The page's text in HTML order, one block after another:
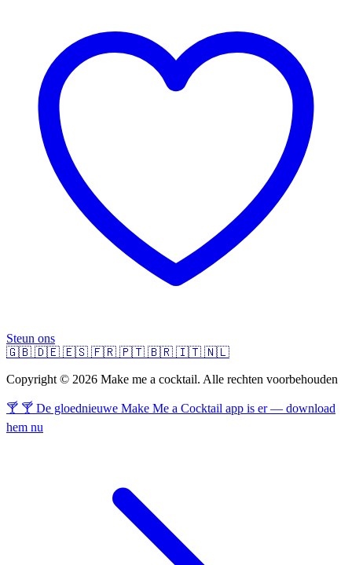
Steun ons
🇬🇧 🇩🇪 🇪🇸 🇫🇷 🇵🇹 🇧🇷 🇮🇹 🇳🇱
Copyright © 2026 Make me a cocktail. Alle rechten voorbehouden
🍸 🍸 De gloednieuwe Make Me a Cocktail app is er — download
hem nu